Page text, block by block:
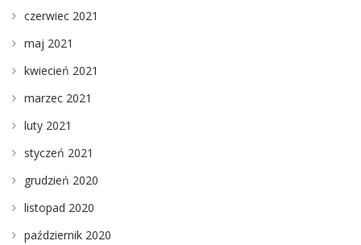
czerwiec 2021
maj 2021
kwiecień 2021
marzec 2021
luty 2021
styczeń 2021
grudzień 2020
listopad 2020
październik 2020